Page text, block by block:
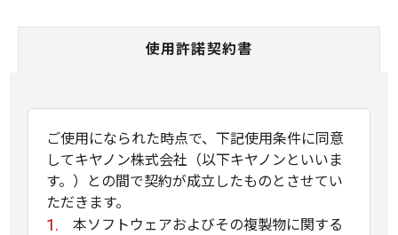
使用許諾契約書
ご使用になられた時点で、下記使用条件に同意
してキヤノン株式会社（以下キヤノンといいま
す。）との間で契約が成立したものとさせてい
ただきます。
本ソフトウェアおよびその複製物に関する